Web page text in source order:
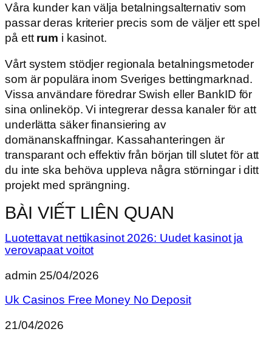
Våra kunder kan välja betalningsalternativ som
passar deras kriterier precis som de väljer ett spel
på ett rum i kasinot.
Vårt system stödjer regionala betalningsmetoder
som är populära inom Sveriges bettingmarknad.
Vissa användare föredrar Swish eller BankID för
sina onlineköp. Vi integrerar dessa kanaler för att
underlätta säker finansiering av
domänanskaffningar. Kassahanteringen är
transparant och effektiv från början till slutet för att
du inte ska behöva uppleva några störningar i ditt
projekt med sprängning.
BÀI VIẾT LIÊN QUAN
Luotettavat nettikasinot 2026: Uudet kasinot ja
verovapaat voitot
admin 25/04/2026
Uk Casinos Free Money No Deposit
21/04/2026